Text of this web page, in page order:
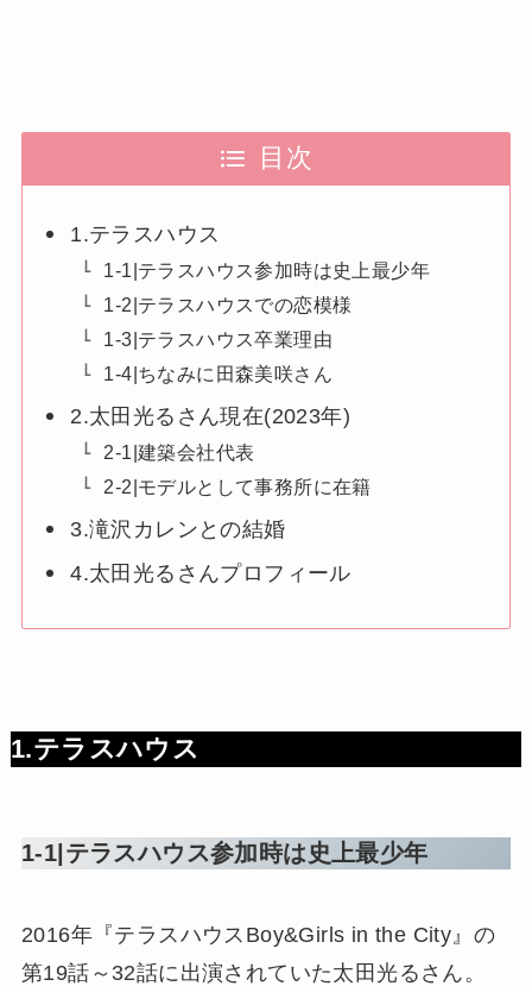
目次
1.テラスハウス
1-1|テラスハウス参加時は史上最少年
1-2|テラスハウスでの恋模様
1-3|テラスハウス卒業理由
1-4|ちなみに田森美咲さん
2.太田光るさん現在(2023年)
2-1|建築会社代表
2-2|モデルとして事務所に在籍
3.滝沢カレンとの結婚
4.太田光るさんプロフィール
1.テラスハウス
1-1|テラスハウス参加時は史上最少年
2016年『テラスハウスBoy&Girls in the City』の
第19話～32話に出演されていた太田光るさん。